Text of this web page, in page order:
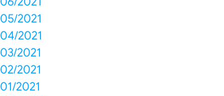
05/2021
04/2021
03/2021
02/2021
01/2021